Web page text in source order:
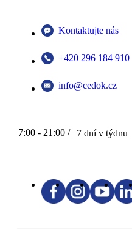
Kontaktujte nás
+420 296 184 910
info@cedok.cz
7:00 - 21:00 / 7 dní v týdnu